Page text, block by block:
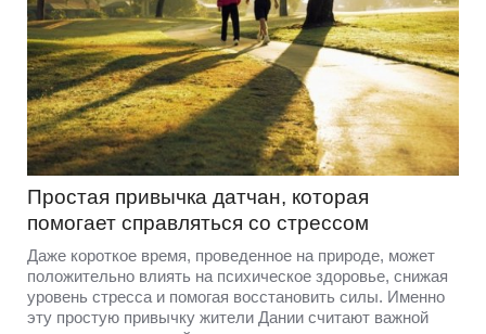
Простая привычка датчан, которая
помогает справляться со стрессом
Даже короткое время, проведенное на природе, может
положительно влиять на психическое здоровье, снижая
уровень стресса и помогая восстановить силы. Именно
эту простую привычку жители Дании считают важной